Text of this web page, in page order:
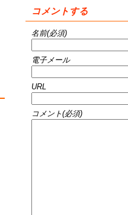
コメントする
名前(必須)
電子メール
URL
コメント(必須)